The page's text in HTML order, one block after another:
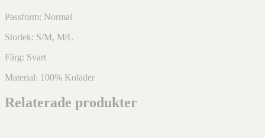
Passform: Normal
Storlek: S/M, M/L
Färg: Svart
Material: 100% Koläder
Relaterade produkter